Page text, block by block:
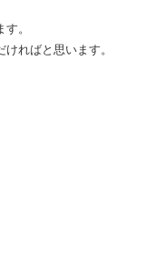
。
ればと思います。